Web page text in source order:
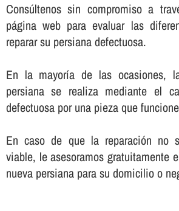
Consúltenos sin compromiso a
página web para evaluar las
reparar su persiana defectuosa.
En la mayorí­a de las ocasiones,
persiana se realiza mediante el
defectuosa por una pieza que
En caso de que la reparación no
viable, le asesoramos gratuitamente
nueva persiana para su domicilio o